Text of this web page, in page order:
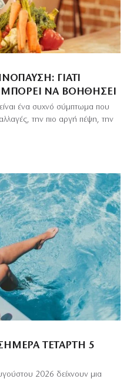
ΓΙΑΤΊ
ΜΠΟΡΕΊ ΝΑ ΒΟΗΘΉΣΕΙ
ένα συχνό σύμπτωμα που
αλλαγές, την πιο αργή πέψη, την
ΤΕΤΆΡΤΗ 5
2026 δείχνουν μια